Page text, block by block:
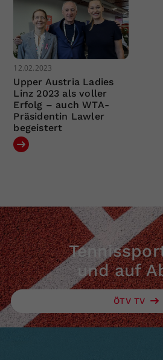
12.02.2023
Upper Austria Ladies
Linz 2023 als voller
Erfolg – auch WTA-
Präsidentin Lawler
begeistert
und auf
ÖTV TV